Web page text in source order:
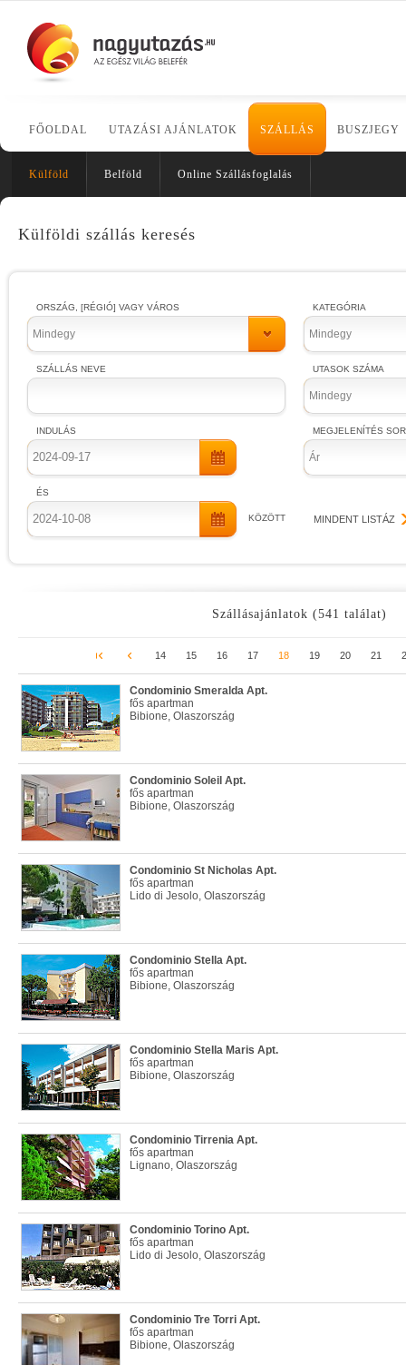
FŐOLDAL UTAZÁSI AJÁNLATOK SZÁLLÁS BUSZJEGY
Külföld Belföld Online Szállásfoglalás
Külföldi szállás keresés
ORSZÁG, [RÉGIÓ] VAGY VÁROS
Mindegy
SZÁLLÁS NEVE
INDULÁS
ÉS
KÖZÖTT
KATEGÓRIA
Mindegy
UTASOK SZÁMA
Mindegy
MEGJELENÍTÉS
Ár
MINDENT LISTÁZ
Szállásajánlatok (541 találat)
14 15 16 17 18 19 20 21
Condominio Smeralda Apt.
fős apartman
Bibione, Olaszország
Condominio Soleil Apt.
fős apartman
Bibione, Olaszország
Condominio St Nicholas Apt.
fős apartman
Lido di Jesolo, Olaszország
Condominio Stella Apt.
fős apartman
Bibione, Olaszország
Condominio Stella Maris Apt.
fős apartman
Bibione, Olaszország
Condominio Tirrenia Apt.
fős apartman
Lignano, Olaszország
Condominio Torino Apt.
fős apartman
Lido di Jesolo, Olaszország
Condominio Tre Torri Apt.
fős apartman
Bibione, Olaszország